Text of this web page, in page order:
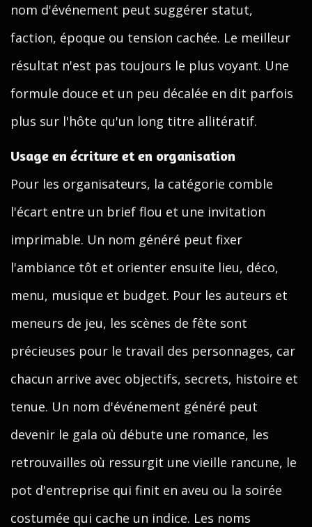
nom d'événement peut suggérer statut,
faction, époque ou tension cachée. Le meilleur
résultat n'est pas toujours le plus voyant. Une
formule douce et un peu décalée en dit parfois
plus sur l'hôte qu'un long titre allitératif.
Usage en écriture et en organisation
Pour les organisateurs, la catégorie comble
l'écart entre un brief flou et une invitation
imprimable. Un nom généré peut fixer
l'ambiance tôt et orienter ensuite lieu, déco,
menu, musique et budget. Pour les auteurs et
meneurs de jeu, les scènes de fête sont
précieuses pour le travail des personnages, car
chacun arrive avec objectifs, secrets, histoire et
tenue. Un nom d'événement généré peut
devenir le gala où débute une romance, les
retrouvailles où ressurgit une vieille rancune, le
pot d'entreprise qui finit en aveu ou la soirée
costumée qui cache un indice. Les noms